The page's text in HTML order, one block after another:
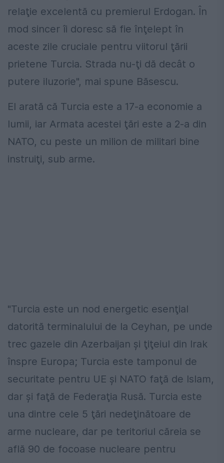
relaţie excelentă cu premierul Erdogan. În
mod sincer îi doresc să fie înţelept în
aceste zile cruciale pentru viitorul ţării
prietene Turcia. Strada nu-ţi dă decât o
putere iluzorie", mai spune Băsescu.
El arată că Turcia este a 17-a economie a
lumii, iar Armata acestei ţări este a 2-a din
NATO, cu peste un milion de militari bine
instruiţi, sub arme.
"Turcia este un nod energetic esenţial
datorită terminalului de la Ceyhan, pe unde
trec gazele din Azerbaijan şi ţiţeiul din Irak
înspre Europa; Turcia este tamponul de
securitate pentru UE şi NATO faţă de Islam,
dar şi faţă de Federaţia Rusă. Turcia este
una dintre cele 5 ţări nedeţinătoare de
arme nucleare, dar pe teritoriul căreia se
află 90 de focoase nucleare pentru